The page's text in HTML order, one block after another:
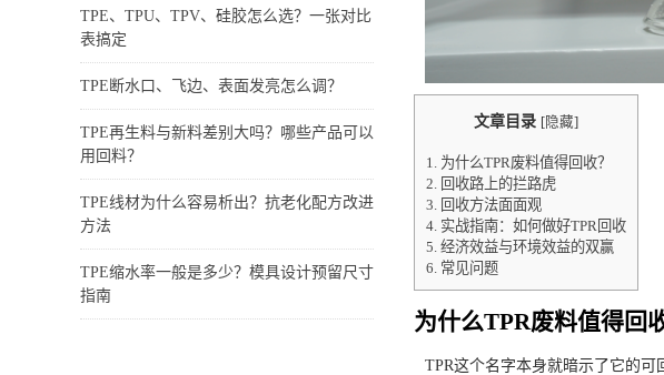
TPE、TPU、TPV、硅胶怎么选？一张对比
表搞定
TPE断水口、飞边、表面发亮怎么调？
TPE再生料与新料差别大吗？哪些产品可以
用回料？
TPE线材为什么容易析出？抗老化配方改进
方法
TPE缩水率一般是多少？模具设计预留尺寸
指南
文章目录 [隐藏]
1.
为什么TPR废料值得回收？
2.
回收路上的拦路虎
3.
回收方法面面观
4. 实战指南：如何做好TPR回收
5. 经济效益与环境效益的双赢
6. 常见问题
为什么TPR废料值得回
TPR这个名字本身就暗示了它的